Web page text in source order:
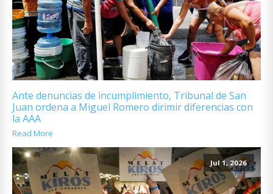
Ante denuncias de incumplimiento, Tribunal de San
Juan ordena a Miguel Romero dirimir diferencias con
la AAA
Read More
Jul 1, 2026